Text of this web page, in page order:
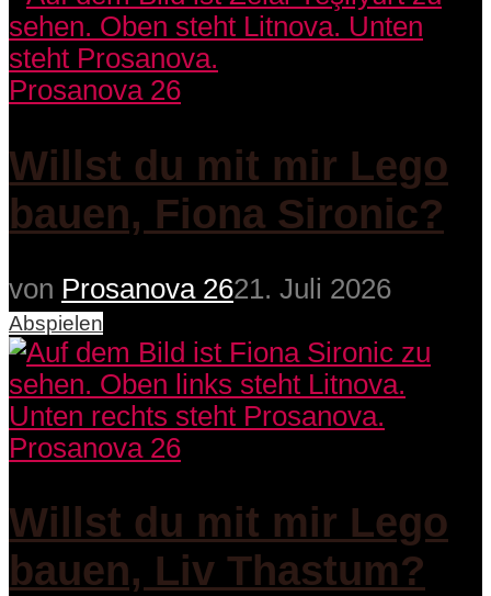
Prosanova 26
Willst du mit mir Lego
bauen, Fiona Sironic?
von Prosanova 2621. Juli 2026
Abspielen
Prosanova 26
Willst du mit mir Lego
bauen, Liv Thastum?